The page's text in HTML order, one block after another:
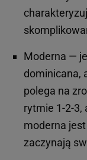
Moderna —
dominicana,
polega na
rytmie 1-2-3,
moderna
zaczynają